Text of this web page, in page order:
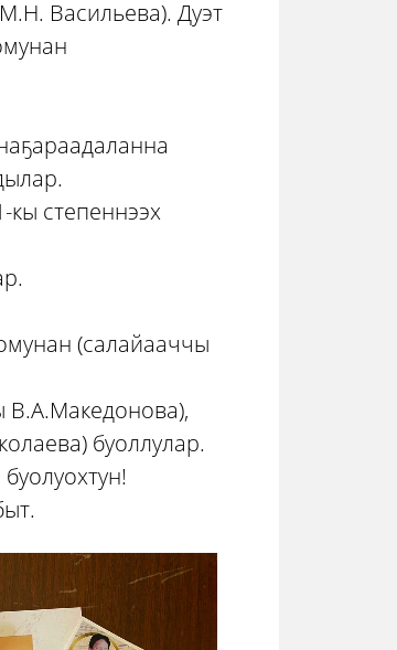
Васильева). Дуэт
степеннээх
(салайааччы
В.А.Македонова),
буоллулар.